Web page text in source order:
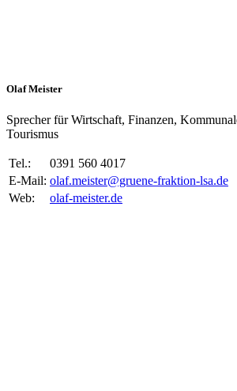
Olaf Meister
Sprecher für Wirtschaft, Finanzen,
Tourismus
Tel.:
0391 560 4017
E-Mail: olaf.meister@gruene-fraktion-lsa.de
Web:
olaf-meister.de